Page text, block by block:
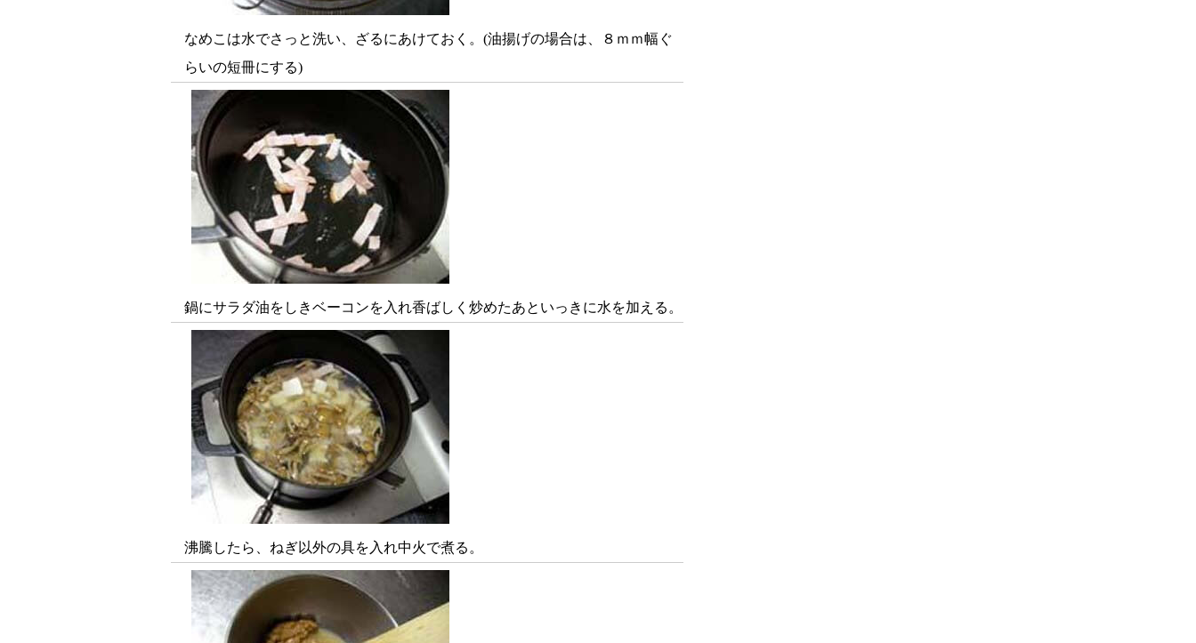
なめこは水でさっと洗い、ざるにあけておく。(油揚げの場合は、８ｍｍ幅ぐ
らいの短冊にする)
鍋にサラダ油をしきベーコンを入れ香ばしく炒めたあといっきに水を加える。
沸騰したら、ねぎ以外の具を入れ中火で煮る。